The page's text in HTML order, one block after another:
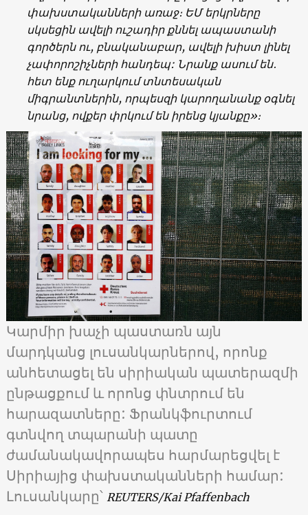
փախստականների առաջ։ ԵՄ երկրները
սկսեցին ավելի ուշադիր քննել ապաստանի
գործերն ու, բնականաբար, ավելի խիստ լինել
չափորոշիչների հանդեպ: Նրանք ասում են․
հետ ենք ուղարկում տնտեսական
միգրանտներին, որպեսզի կարողանանք օգնել
նրանց, ովքեր փրկում են իրենց կյանքը»։
Կարմիր խաչի պաստառն այն
մարդկանց լուսանկարներով, որոնք
անհետացել են սիրիական պատերազմի
ընթացքում և որոնց փնտրում են
հարազատները: Ֆրանկֆուրտում
գտնվող տպարանի պատը
ժամանակավորապես հարմարեցվել է
Սիրիայից փախստականների համար:
Լուսանկարը՝ REUTERS/Kai Pfaffenbach